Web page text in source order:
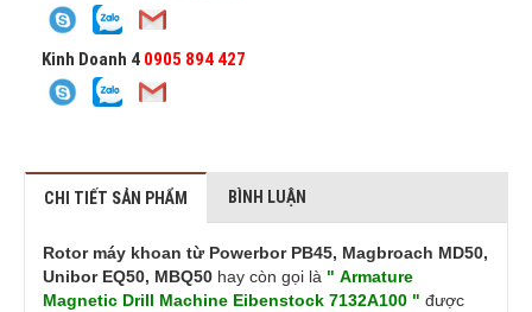
Kinh Doanh 4 0905 894 427
CHI TIẾT SẢN PHẨM BÌNH LUẬN
Rotor máy khoan từ Powerbor PB45, Magbroach MD50,
Unibor EQ50, MBQ50 hay còn gọi là " Armature
Magnetic Drill Machine Eibenstock 7132A100 " được